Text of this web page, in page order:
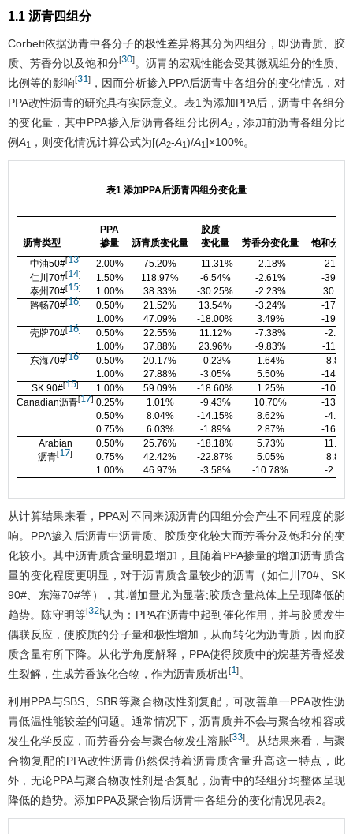
1.1 沥青四组分
Corbett依据沥青中各分子的极性差异将其分为四组分，即沥青质、胶
质、芳香分以及饱和分[30]。沥青的宏观性能会受其微观组分的性质、
比例等的影响[31]，因而分析掺入PPA后沥青中各组分的变化情况，对
PPA改性沥青的研究具有实际意义。表1 为添加PPA后，沥青中各组分
的变化量，其中PPA掺入后沥青各组分比例 A2，添加前沥青各组分比
例A1 ，则变化情况计算公式为[(A2-A1 )/A1 ]×100%。
表1 添加PPA后沥青四组分变化量
沥青类型
PPA
掺量
沥青质变化量
胶质
变化量
芳香分变化量
饱和分变
中油50#[13] 2.00% 75.20% -11.31% -2.18%
-
仁川70#[14] 1.50% 118.97% -6.54% -2.61%
-
泰州70#[15] 1.00% 38.33% -30.25% -2.23%
路畅70#[16] 0.50% 21.52% 13.54% -3.24%
-
1.00%
47.09% -18.00% 3.49%
-
壳牌70#[16] 0.50% 22.55% 11.12% -7.38%
-
1.00%
37.88% 23.96% -9.83%
-
东海70#[16] 0.50% 20.17% -0.23% 1.64%
-8.82
1.00%
27.88% -3.05% 5.50%
-
SK 90#[15] 1.00% 59.09% -18.60% 1.25%
-
Canadian沥青[17] 0.25% 1.01% -9.43% 10.70%
-
0.50%
8.04% -14.15% 8.62%
-
0.75%
6.03% -1.89% 2.87%
-
Arabian
沥青[17]
0.50% 25.76% -18.18% 5.73%
0.75%
42.42% -22.87% 5.05%
8.82%
1.00%
46.97% -3.58% -10.78% -
从计算结果来看，PPA对不同来源沥青的四组分会产生不同程度的影
响。PPA掺入后沥青中沥青质、胶质变化较大而芳香分及饱和分的变
化较小。其中沥青质含量明显增加，且随着PPA掺量的增加沥青质含
量的变化程度更明显，对于沥青质含量较少的沥青（如仁川70#、SK
90#、东海70#等），其增加量尤为显著;胶质含量总体上呈现降低的
趋势。陈守明等[32]认为：PPA在沥青中起到催化作用，并与胶质发生
偶联反应，使胶质的分子量和极性增加，从而转化为沥青质，因而胶
质含量有所下降。从化学角度解释，PPA使得胶质中的烷基芳香烃发
生裂解，生成芳香族化合物，作为沥青质析出 [1] 。
利用PPA与SBS、SBR等聚合物改性剂复配，可改善单一PPA改性沥
青低温性能较差的问题。通常情况下，沥青质并不会与聚合物相容或
发生化学反应，而芳香分会与聚合物发生溶胀[33] 。从结果来看，与聚
合物复配的PPA改性沥青仍然保持着沥青质含量升高这一特点，此
外，无论PPA与聚合物改性剂是否复配，沥青中的轻组分均整体呈现
降低的趋势。添加PPA及聚合物后沥青中各组分的变化情况见表2。